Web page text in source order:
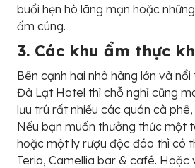
buổi hẹn hò lãng mạn hoặc
ấm cúng.
3. Các khu ẩm thực
Bên cạnh hai nhà hàng lớn và nổi
Đà Lạt Hotel thì chỗ nghỉ cũng
lưu trú rất nhiều các quán cà
Nếu bạn muốn thưởng thức một
hoặc một ly rượu độc đáo thì có
Teria, Camellia bar & café. Hoặc